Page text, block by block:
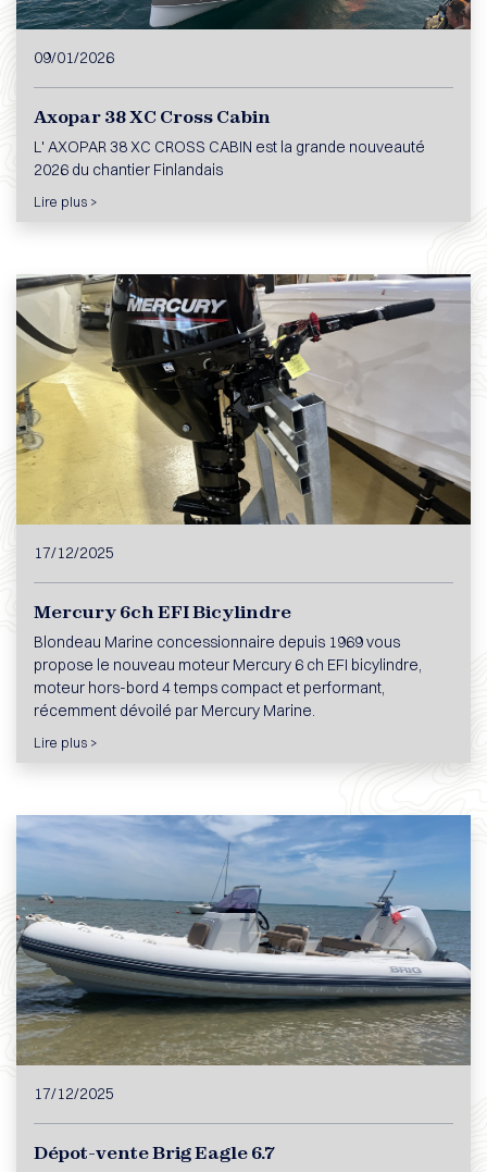
09/01/2026
Axopar 38 XC Cross Cabin
L' AXOPAR 38 XC CROSS CABIN est la grande nouveauté
2026 du chantier Finlandais
Lire plus >
17/12/2025
Mercury 6ch EFI Bicylindre
Blondeau Marine concessionnaire depuis 1969 vous
propose le nouveau moteur Mercury 6 ch EFI bicylindre,
moteur hors-bord 4 temps compact et performant,
récemment dévoilé par Mercury Marine.
Lire plus >
17/12/2025
Dépot-vente Brig Eagle 6.7